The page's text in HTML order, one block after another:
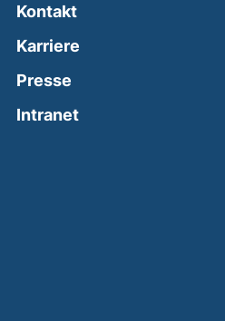
Kontakt
Karriere
Presse
Intranet(external link,